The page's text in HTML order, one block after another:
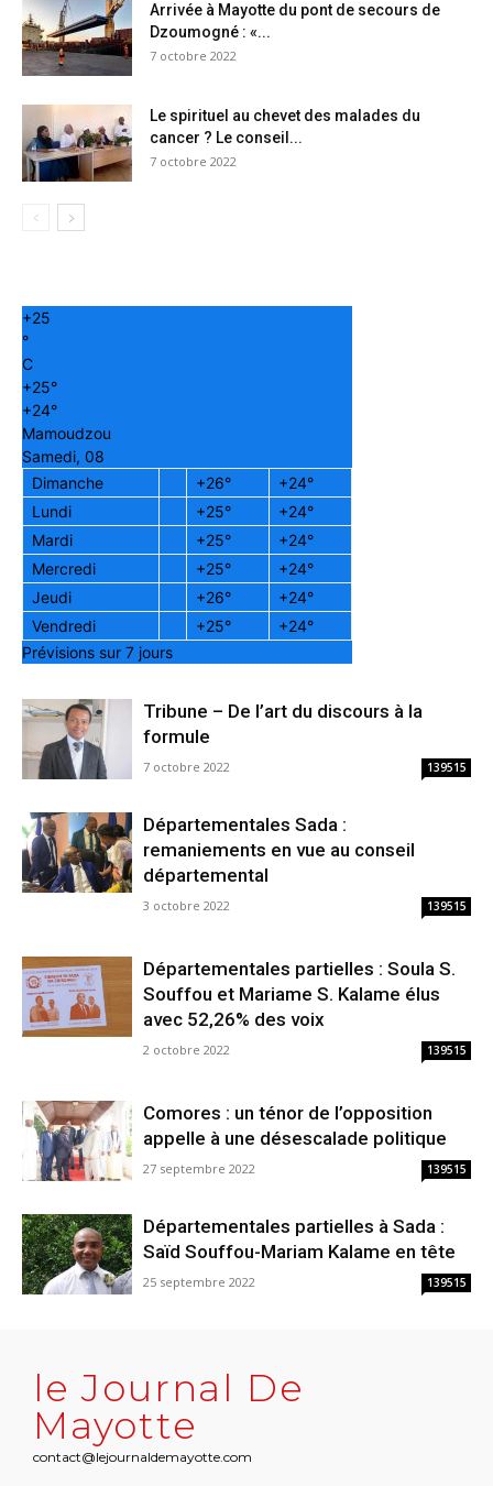
Arrivée à Mayotte du pont de secours de
Dzoumogné : «...
7 octobre 2022
Le spirituel au chevet des malades du
cancer ? Le conseil...
7 octobre 2022
+25
°
C
+25°
+24°
Mamoudzou
Samedi, 08
Dimanche
+26° +24°
Lundi
+25° +24°
Mardi
+25° +24°
Mercredi
+25° +24°
Jeudi
+26° +24°
Vendredi
+25° +24°
Prévisions sur 7 jours
Tribune – De l’art du discours à la
formule
7 octobre 2022 139515
Départementales Sada :
remaniements en vue au conseil
départemental
3 octobre 2022 139515
Départementales partielles : Soula S.
Souffou et Mariame S. Kalame élus
avec 52,26% des voix
2 octobre 2022 139515
Comores : un ténor de l’opposition
appelle à une désescalade politique
27 septembre 2022 139515
Départementales partielles à Sada :
Saïd Souffou-Mariam Kalame en tête
25 septembre 2022 139515
le Journal De
Mayotte
contact@lejournaldemayotte.com